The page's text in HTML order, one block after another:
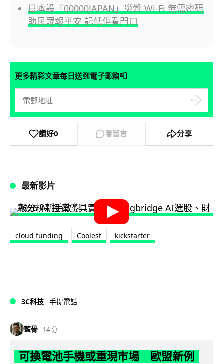
日本設「00000JAPAN」災難 Wi-Fi 無需密碼
助民眾報平安 記低佢看門口
更多精彩文章每日送到電子郵箱📮
讚好0 看留言 分享
最新影片
cloud funding Coolest kickstarter
3C科技 手提電話
藍骨 14 分
可換電池手機或重現市場 歐盟新例